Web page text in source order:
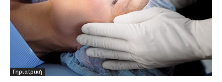
Γηριατρική